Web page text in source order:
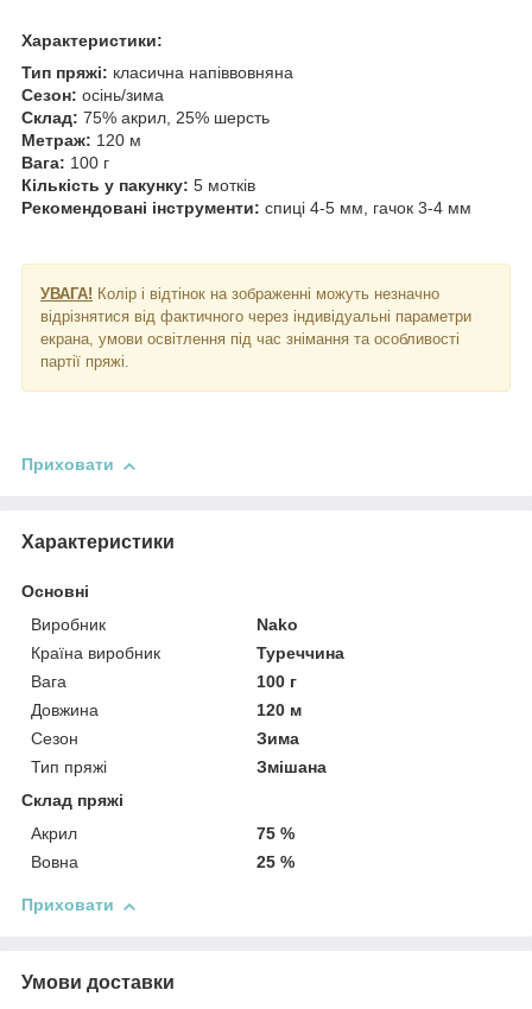
Характеристики:
Тип пряжі: класична напіввовняна
Сезон: осінь/зима
Склад: 75% акрил, 25% шерсть
Метраж: 120 м
Вага: 100 г
Кількість у пакунку: 5 мотків
Рекомендовані інструменти: спиці 4-5 мм, гачок 3-4 мм
УВАГА! Колір і відтінок на зображенні можуть незначно
відрізнятися від фактичного через індивідуальні параметри
екрана, умови освітлення під час знімання та особливості
партії пряжі.
Приховати
Характеристики
Основні
Виробник
Nako
Країна виробник
Туреччина
Вага
100 г
Довжина
120 м
Сезон
Зима
Тип пряжі
Змішана
Склад пряжі
Акрил
75 %
Вовна
25 %
Приховати
Умови доставки